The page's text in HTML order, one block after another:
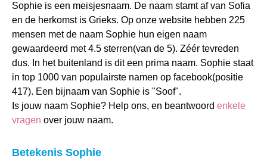
Sophie is een meisjesnaam. De naam stamt af van Sofia
en de herkomst is Grieks. Op onze website hebben 225
mensen met de naam Sophie hun eigen naam
gewaardeerd met 4.5 sterren(van de 5). Zéér tevreden
dus. In het buitenland is dit een prima naam. Sophie staat
in top 1000 van populairste namen op facebook(positie
417). Een bijnaam van Sophie is "Soof".
Is jouw naam Sophie? Help ons, en beantwoord enkele
vragen over jouw naam.
Betekenis Sophie